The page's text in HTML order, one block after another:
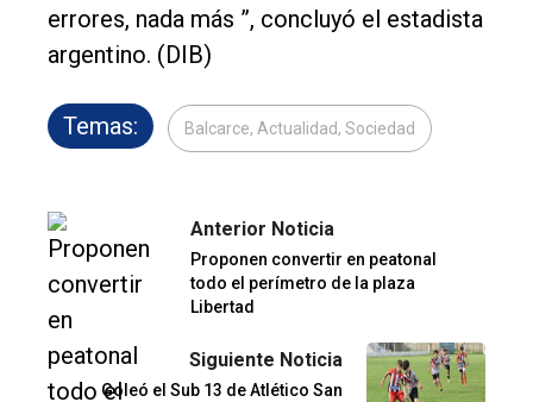
errores, nada más ”, concluyó el estadista
argentino. (DIB)
Temas: Balcarce, Actualidad, Sociedad
Anterior Noticia
Proponen convertir en peatonal
todo el perímetro de la plaza
Libertad
Siguiente Noticia
Goleó el Sub 13 de Atlético San